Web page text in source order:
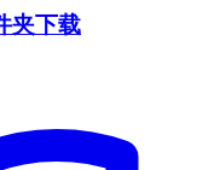
夹下载